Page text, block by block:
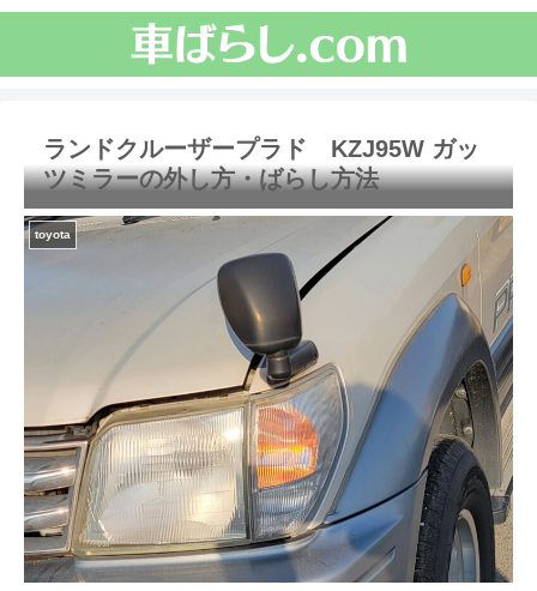
ランドクルーザープラド KZJ95W ガッ
ツミラーの外し方・ばらし方法
toyota